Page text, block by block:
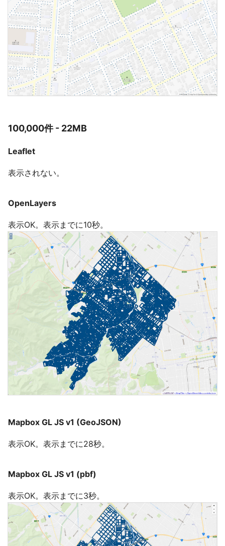
100,000件 - 22MB
Leaflet
表示されない。
OpenLayers
表示OK。表示までに10秒。
Mapbox GL JS v1 (GeoJSON)
表示OK。表示までに28秒。
Mapbox GL JS v1 (pbf)
表示OK。表示までに3秒。